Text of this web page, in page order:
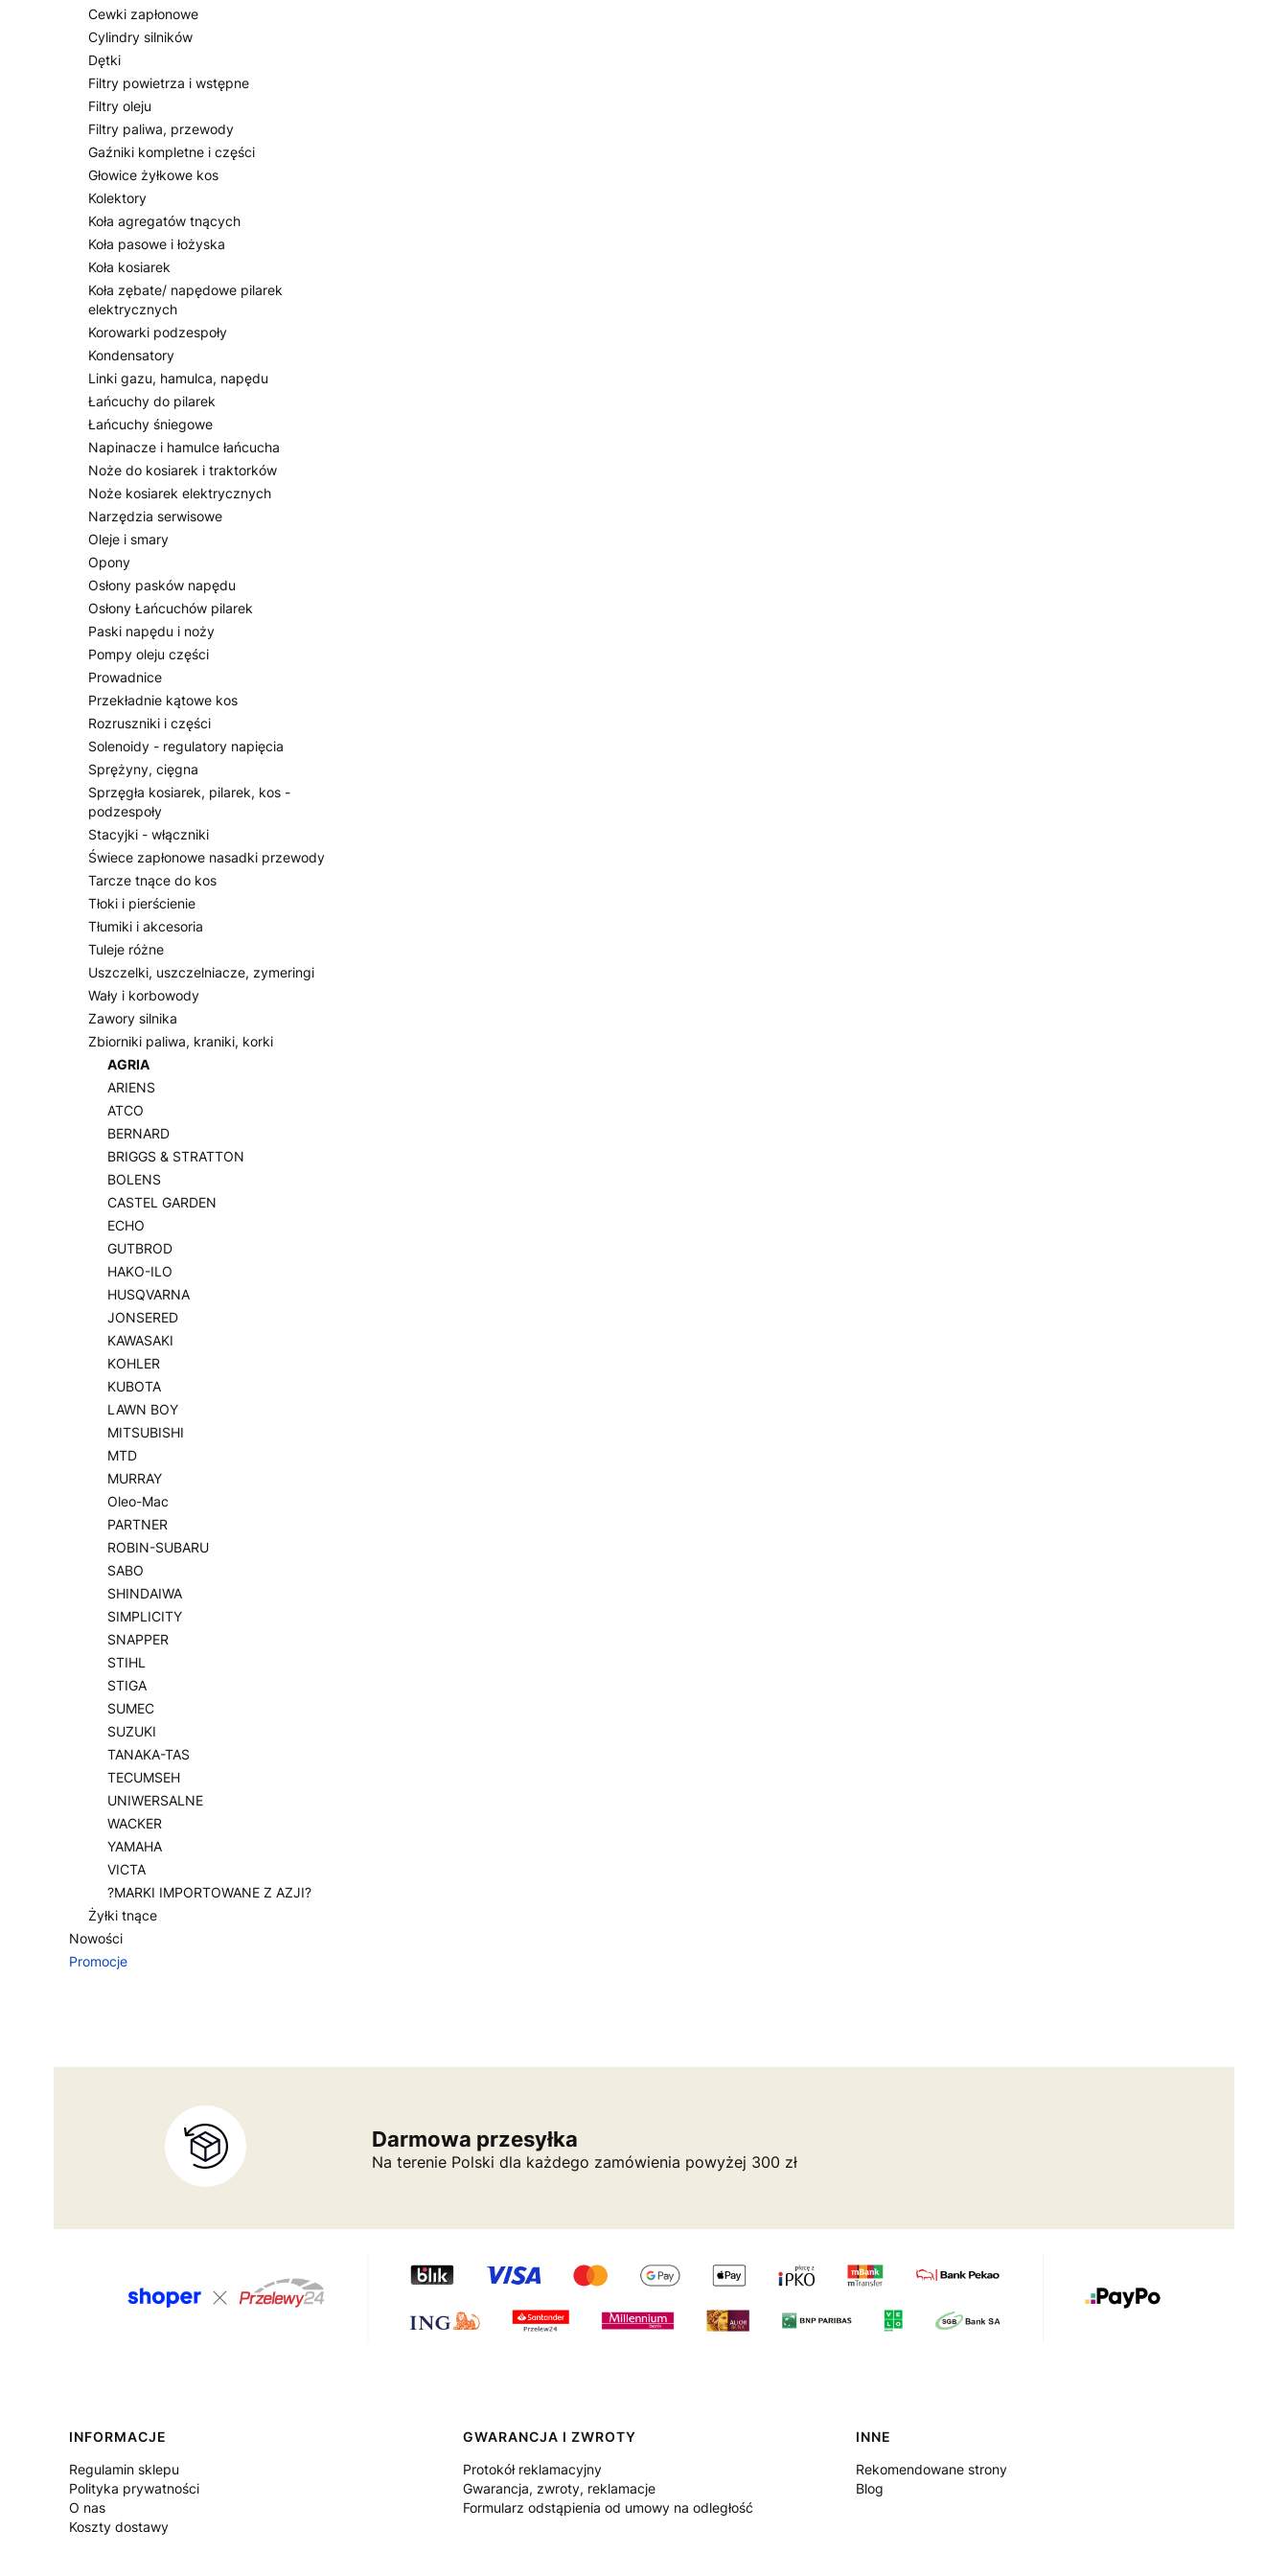
Cewki zapłonowe
Cylindry silników
Dętki
Filtry powietrza i wstępne
Filtry oleju
Filtry paliwa, przewody
Gaźniki kompletne i części
Głowice żyłkowe kos
Kolektory
Koła agregatów tnących
Koła pasowe i łożyska
Koła kosiarek
Koła zębate/ napędowe pilarek
elektrycznych
Korowarki podzespoły
Kondensatory
Linki gazu, hamulca, napędu
Łańcuchy do pilarek
Łańcuchy śniegowe
Napinacze i hamulce łańcucha
Noże do kosiarek i traktorków
Noże kosiarek elektrycznych
Narzędzia serwisowe
Oleje i smary
Opony
Osłony pasków napędu
Osłony Łańcuchów pilarek
Paski napędu i noży
Pompy oleju części
Prowadnice
Przekładnie kątowe kos
Rozruszniki i części
Solenoidy - regulatory napięcia
Sprężyny, cięgna
Sprzęgła kosiarek, pilarek, kos -
podzespoły
Stacyjki - włączniki
Świece zapłonowe nasadki przewody
Tarcze tnące do kos
Tłoki i pierścienie
Tłumiki i akcesoria
Tuleje różne
Uszczelki, uszczelniacze, zymeringi
Wały i korbowody
Zawory silnika
Zbiorniki paliwa, kraniki, korki
AGRIA
ARIENS
ATCO
BERNARD
BRIGGS & STRATTON
BOLENS
CASTEL GARDEN
ECHO
GUTBROD
HAKO-ILO
HUSQVARNA
JONSERED
KAWASAKI
KOHLER
KUBOTA
LAWN BOY
MITSUBISHI
MTD
MURRAY
Oleo-Mac
PARTNER
ROBIN-SUBARU
SABO
SHINDAIWA
SIMPLICITY
SNAPPER
STIHL
STIGA
SUMEC
SUZUKI
TANAKA-TAS
TECUMSEH
UNIWERSALNE
WACKER
YAMAHA
VICTA
?MARKI IMPORTOWANE Z AZJI?
Żyłki tnące
Nowości
Promocje
Darmowa przesyłka
Na terenie Polski dla każdego zamówienia powyżej 300 zł
Linki w stopce
INFORMACJE
Regulamin sklepu
Polityka prywatności
O nas
Koszty dostawy
GWARANCJA I ZWROTY
Protokół reklamacyjny
Gwarancja, zwroty, reklamacje
Formularz odstąpienia od umowy na odległość
INNE
Rekomendowane strony
Blog